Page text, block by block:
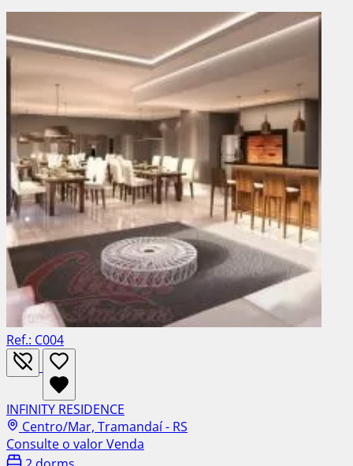
Ref.: C004
INFINITY RESIDENCE
Centro/Mar, Tramandaí - RS
Consulte o valorVenda